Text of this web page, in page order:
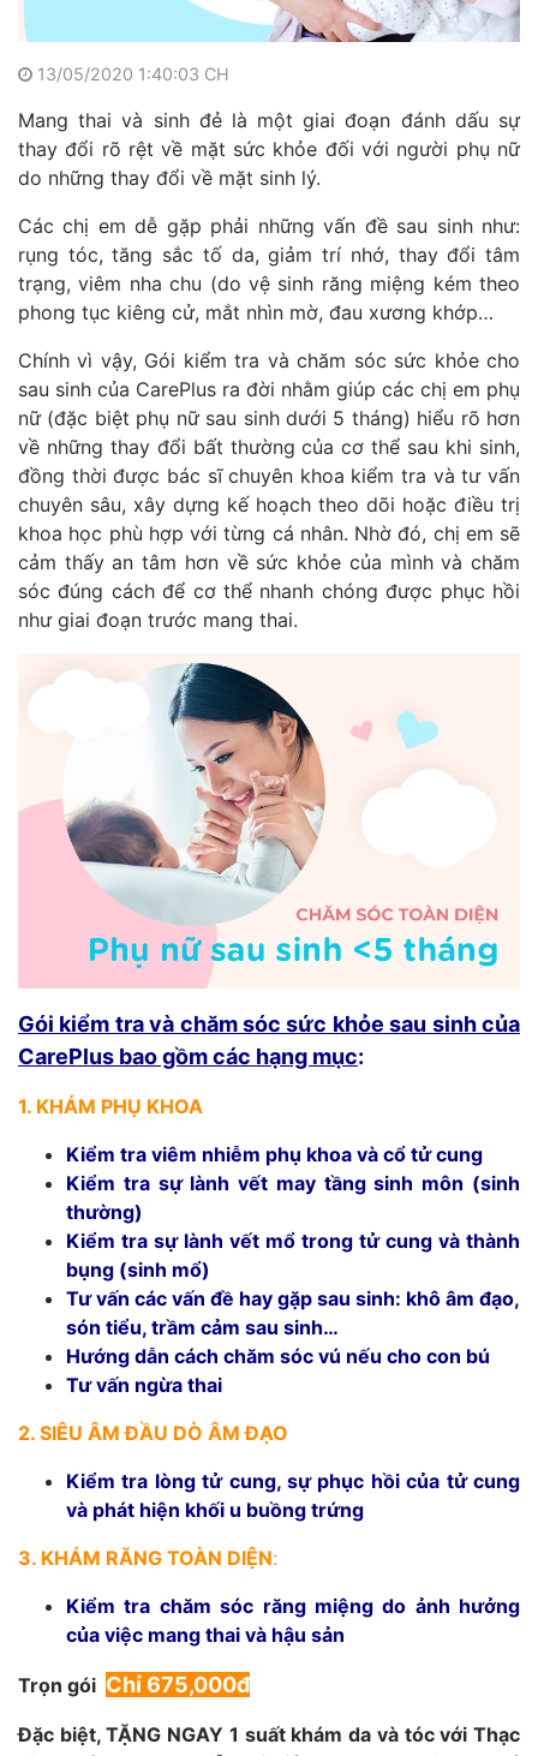
13/05/2020 1:40:03 CH
Mang thai và sinh đẻ là một giai đoạn đánh dấu sự
thay đổi rõ rệt về mặt sức khỏe đối với người phụ nữ
do những thay đổi về mặt sinh lý.
Các chị em dễ gặp phải những vấn đề sau sinh như:
rụng tóc, tăng sắc tố da, giảm trí nhớ, thay đổi tâm
trạng, viêm nha chu (do vệ sinh răng miệng kém theo
phong tục kiêng cử, mắt nhìn mờ, đau xương khớp…
Chính vì vậy, Gói kiểm tra và chăm sóc sức khỏe cho
sau sinh của CarePlus ra đời nhằm giúp các chị em phụ
nữ (đặc biệt phụ nữ sau sinh dưới 5 tháng) hiểu rõ hơn
về những thay đổi bất thường của cơ thể sau khi sinh,
đồng thời được bác sĩ chuyên khoa kiểm tra và tư vấn
chuyên sâu, xây dựng kế hoạch theo dõi hoặc điều trị
khoa học phù hợp với từng cá nhân. Nhờ đó, chị em sẽ
cảm thấy an tâm hơn về sức khỏe của mình và chăm
sóc đúng cách để cơ thể nhanh chóng được phục hồi
như giai đoạn trước mang thai.
Gói kiểm tra và chăm sóc sức khỏe sau sinh của
CarePlus bao gồm các hạng mục:
1. KHÁM PHỤ KHOA
Kiểm tra viêm nhiễm phụ khoa và cổ tử cung
Kiểm tra sự lành vết may tầng sinh môn (sinh
thường)
Kiểm tra sự lành vết mổ trong tử cung và thành
bụng (sinh mổ)
Tư vấn các vấn đề hay gặp sau sinh: khô âm đạo,
són tiểu, trầm cảm sau sinh…
Hướng dẫn cách chăm sóc vú nếu cho con bú
Tư vấn ngừa thai
2. SIÊU ÂM ĐẦU DÒ ÂM ĐẠO
Kiểm tra lòng tử cung, sự phục hồi của tử cung
và phát hiện khối u buồng trứng
3. KHÁM RĂNG TOÀN DIỆN:
Kiểm tra chăm sóc răng miệng do ảnh hưởng
của việc mang thai và hậu sản
Trọn gói Chỉ 675,000đ
Đặc biệt, TẶNG NGAY 1 suất khám da và tóc với Thạc